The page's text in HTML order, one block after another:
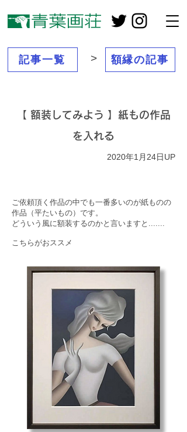
記事一覧 額縁の記事
>
【 額装してみよう 】紙もの作品
を入れる
2020年1月24日UP
ご依頼頂く作品の中でも一番多いのが紙ものの
作品（平たいもの）です。
どういう風に額装するのかと言いますと.......
こちらがおススメ